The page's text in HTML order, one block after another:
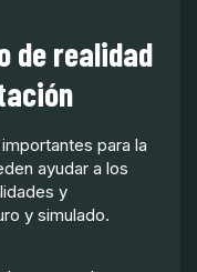
de realidad
para la
ayudar a los
y
y simulado.